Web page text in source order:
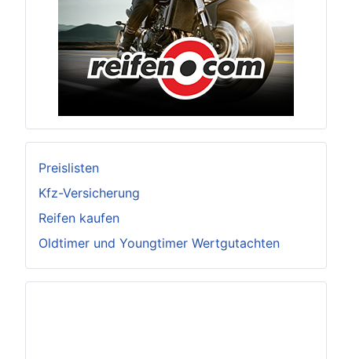
Preislisten
Kfz-Versicherung
Reifen kaufen
Oldtimer und Youngtimer Wertgutachten